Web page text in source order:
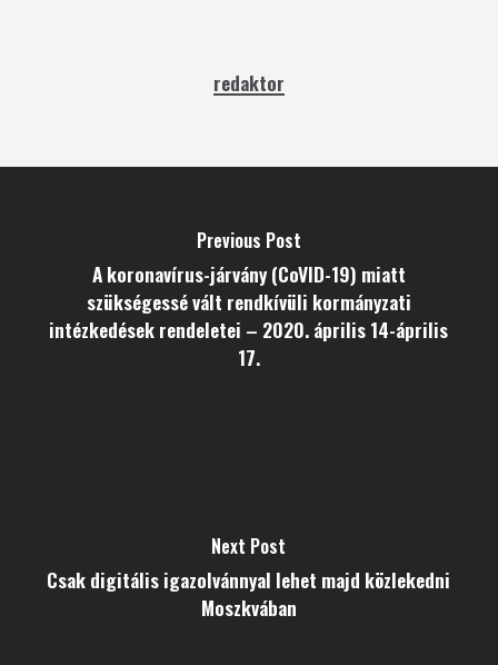
redaktor
Previous Post
A koronavírus-járvány (CoVID-19) miatt
szükségessé vált rendkívüli kormányzati
intézkedések rendeletei – 2020. április 14-április
17.
Next Post
Csak digitális igazolvánnyal lehet majd közlekedni
Moszkvában